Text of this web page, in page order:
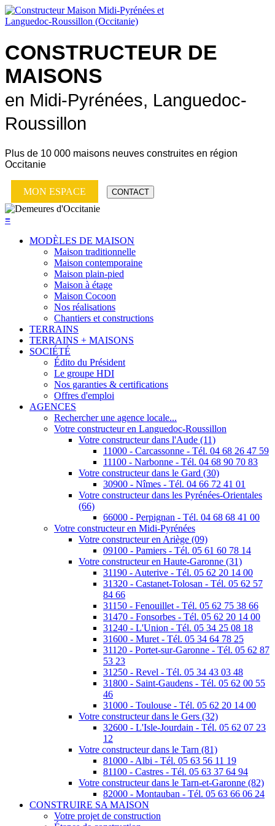
CONSTRUCTEUR DE
MAISONS
en Midi-Pyrénées, Languedoc-
Roussillon
Plus de 10 000 maisons neuves construites en région
Occitanie
MON ESPACE CONTACT
≡
MODÈLES DE MAISON
Maison traditionnelle
Maison contemporaine
Maison plain-pied
Maison à étage
Maison Cocoon
Nos réalisations
Chantiers et constructions
TERRAINS
TERRAINS + MAISONS
SOCIÉTÉ
Édito du Président
Le groupe HDI
Nos garanties & certifications
Offres d'emploi
AGENCES
Rechercher une agence locale...
Votre constructeur en Languedoc-Roussillon
Votre constructeur dans l'Aude (11)
11000 - Carcassonne - Tél. 04 68 26 47 59
11100 - Narbonne - Tél. 04 68 90 70 83
Votre constructeur dans le Gard (30)
30900 - Nîmes - Tél. 04 66 72 41 01
Votre constructeur dans les Pyrénées-Orientales
(66)
66000 - Perpignan - Tél. 04 68 68 41 00
Votre constructeur en Midi-Pyrénées
Votre constructeur en Ariège (09)
09100 - Pamiers - Tél. 05 61 60 78 14
Votre constructeur en Haute-Garonne (31)
31190 - Auterive - Tél. 05 62 20 14 00
31320 - Castanet-Tolosan - Tél. 05 62 57
84 66
31150 - Fenouillet - Tél. 05 62 75 38 66
31470 - Fonsorbes - Tél. 05 62 20 14 00
31240 - L'Union - Tél. 05 34 25 08 18
31600 - Muret - Tél. 05 34 64 78 25
31120 - Portet-sur-Garonne - Tél. 05 62 87
53 23
31250 - Revel - Tél. 05 34 43 03 48
31800 - Saint-Gaudens - Tél. 05 62 00 55
46
31000 - Toulouse - Tél. 05 62 20 14 00
Votre constructeur dans le Gers (32)
32600 - L'Isle-Jourdain - Tél. 05 62 07 23
12
Votre constructeur dans le Tarn (81)
81000 - Albi - Tél. 05 63 56 11 19
81100 - Castres - Tél. 05 63 37 64 94
Votre constructeur dans le Tarn-et-Garonne (82)
82000 - Montauban - Tél. 05 63 66 06 24
CONSTRUIRE SA MAISON
Votre projet de construction